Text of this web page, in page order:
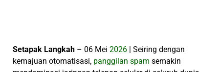
Setapak Langkah – 06 Mei2026 | Seiring dengan
kemajuan otomatisasi, panggilan spam semakin